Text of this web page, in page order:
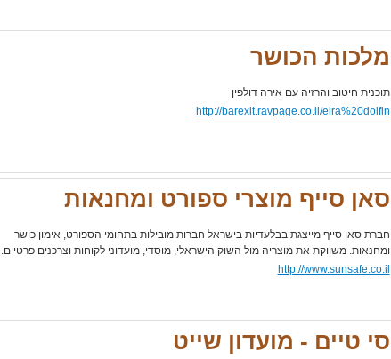
מלכות הכושר
תוכנית חיטוב והרזיה עם אירה דולפין
http://barexit.ravpage.co.il/eira%20dolfin
סאן סייף מוצרי ספורט ומחנאות
חברת סאן סייף מייצגת בבלעדיות בישראל חברות מובילות בתחומי הספורט, אימון כושר
ומחנאות. משווקת את מוצריה מול השוק הישראלי, מוסדי, מועדוני לקוחות וצרכנים פרטיים.
http://www.sunsafe.co.il
סי טיים - מועדון שייט